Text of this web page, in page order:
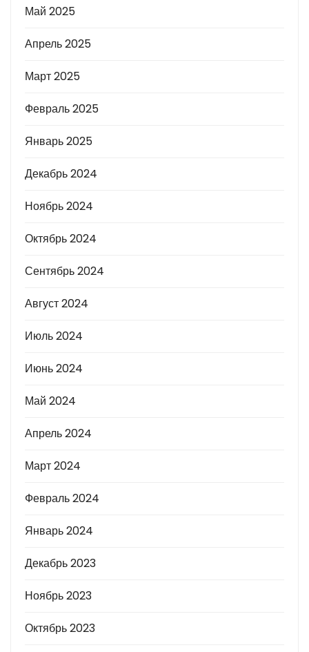
Май 2025
Апрель 2025
Март 2025
Февраль 2025
Январь 2025
Декабрь 2024
Ноябрь 2024
Октябрь 2024
Сентябрь 2024
Август 2024
Июль 2024
Июнь 2024
Май 2024
Апрель 2024
Март 2024
Февраль 2024
Январь 2024
Декабрь 2023
Ноябрь 2023
Октябрь 2023